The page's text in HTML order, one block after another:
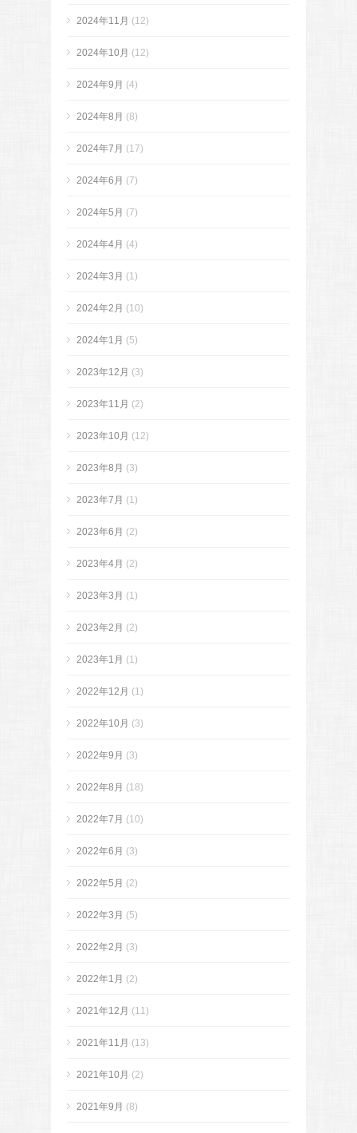
2024年11月 (12)
2024年10月 (12)
2024年9月 (4)
2024年8月 (8)
2024年7月 (17)
2024年6月 (7)
2024年5月 (7)
2024年4月 (4)
2024年3月 (1)
2024年2月 (10)
2024年1月 (5)
2023年12月 (3)
2023年11月 (2)
2023年10月 (12)
2023年8月 (3)
2023年7月 (1)
2023年6月 (2)
2023年4月 (2)
2023年3月 (1)
2023年2月 (2)
2023年1月 (1)
2022年12月 (1)
2022年10月 (3)
2022年9月 (3)
2022年8月 (18)
2022年7月 (10)
2022年6月 (3)
2022年5月 (2)
2022年3月 (5)
2022年2月 (3)
2022年1月 (2)
2021年12月 (11)
2021年11月 (13)
2021年10月 (2)
2021年9月 (8)